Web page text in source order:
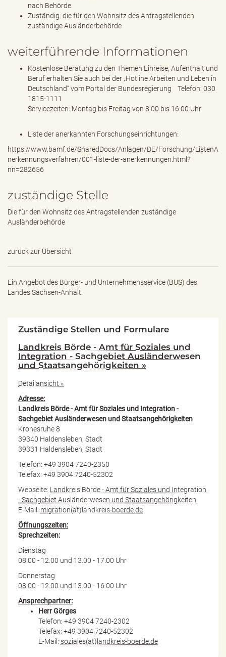
nach Behörde.
Zuständig: die für den Wohnsitz des Antragstellenden
zuständige Ausländerbehörde
weiterführende Informationen
Kostenlose Beratung zu den Themen Einreise, Aufenthalt und
Beruf erhalten Sie auch bei der „Hotline Arbeiten und Leben in
Deutschland“ vom Portal der Bundesregierung Telefon: 030
1815-1111
Servicezeiten: Montag bis Freitag von 8:00 bis 16:00 Uhr
Liste der anerkannten Forschungseinrichtungen:
https://www.bamf.de/SharedDocs/Anlagen/DE/Forschung/ListenA
nerkennungsverfahren/001-liste-der-anerkennungen.html?
nn=282656
zuständige Stelle
Die für den Wohnsitz des Antragstellenden zuständige
Ausländerbehörde
zurück zur Übersicht
Ein Angebot des Bürger- und Unternehmensservice (BUS) des
Landes Sachsen-Anhalt.
Zuständige Stellen und Formulare
Landkreis Börde - Amt für Soziales und
Integration - Sachgebiet Ausländerwesen
und Staatsangehörigkeiten »
Detailansicht »
Adresse:
Landkreis Börde - Amt für Soziales und Integration -
Sachgebiet Ausländerwesen und Staatsangehörigkeiten
Kronesruhe 8
39340 Haldensleben, Stadt
39331 Haldensleben, Stadt
Telefon: +49 3904 7240-2350
Telefax: +49 3904 7240-52302
Webseite: Landkreis Börde - Amt für Soziales und Integration
- Sachgebiet Ausländerwesen und Staatsangehörigkeiten
E-Mail: migration(at)landkreis-boerde.de
Öffnungszeiten:
Sprechzeiten:
Dienstag
08.00 - 12.00 und 13.00 - 17.00 Uhr
Donnerstag
08.00 - 12.00 und 13.00 - 16.00 Uhr
Ansprechpartner:
Herr Görges
Telefon: +49 3904 7240-2302
Telefax: +49 3904 7240-52302
E-Mail: soziales(at)landkreis-boerde.de